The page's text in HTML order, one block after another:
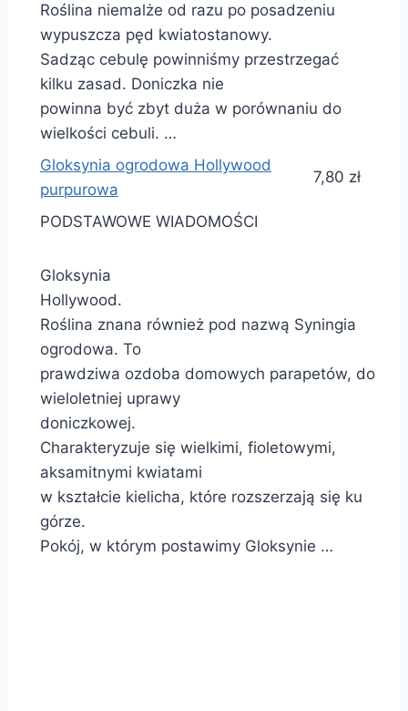
Roślina niemalże od razu po posadzeniu
wypuszcza pęd kwiatostanowy.
Sadząc cebulę powinniśmy przestrzegać
kilku zasad. Doniczka nie
powinna być zbyt duża w porównaniu do
wielkości cebuli. …
Gloksynia ogrodowa Hollywood
purpurowa
7,80 zł
PODSTAWOWE WIADOMOŚCI
Gloksynia
Hollywood.
Roślina znana również pod nazwą Syningia
ogrodowa. To
prawdziwa ozdoba domowych parapetów, do
wieloletniej uprawy
doniczkowej.
Charakteryzuje się wielkimi, fioletowymi,
aksamitnymi kwiatami
w kształcie kielicha, które rozszerzają się ku
górze.
Pokój, w którym postawimy Gloksynie …